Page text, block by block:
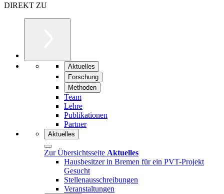
DIREKT ZU
Aktuelles
Forschung
Methoden
Team
Lehre
Publikationen
Partner
Aktuelles
Zur Übersichtsseite Aktuelles
Hausbesitzer in Bremen für ein PVT-Projekt
Gesucht
Stellenausschreibungen
Veranstaltungen